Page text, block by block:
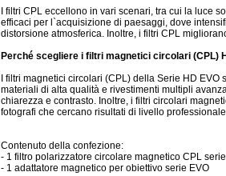
I filtri CPL eccellono in vari scenari, tra cui la luce
efficaci per l`acquisizione di paesaggi, dove
distorsione atmosferica. Inoltre, i filtri CPL
Perché scegliere i filtri magnetici circolari (CPL)
I filtri magnetici circolari (CPL) della Serie HD
materiali di alta qualità e rivestimenti multipli
chiarezza e contrasto. Inoltre, i filtri circolari
fotografi che cercano risultati di livello
Contenuto della confezione:
- 1 filtro polarizzatore circolare magnetico CPL
- 1 adattatore magnetico per obiettivo serie EVO